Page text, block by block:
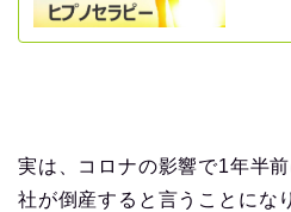
実は、コロナの影響で1年半
社が倒産すると言うことにな